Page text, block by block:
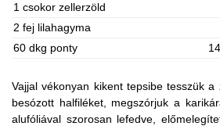
1 csokor zellerzöld
2 fej lilahagyma
60 dkg ponty
Vajjal vékonyan kikent tepsibe tesszük
besózott halfiléket, megszórjuk a
alufóliával szorosan lefedve,